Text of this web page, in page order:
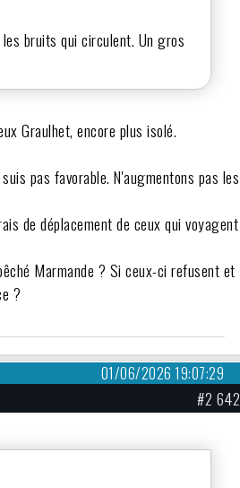
bruits qui circulent. Un gros
Graulhet, encore plus isolé.
pas favorable. N'augmentons pas les
de déplacement de ceux qui voyagent
Marmande ? Si ceux-ci refusent et
?
01/06/2026 19:07:29
#2 642